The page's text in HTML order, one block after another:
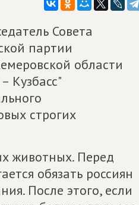
Совета
партии
области
Кузбасс"
строгих
животных. Перед
обязать россиян
После этого, если